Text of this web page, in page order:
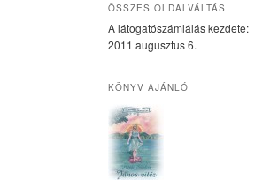
ÖSSZES OLDALVÁLTÁS
A látogatószámlálás kezdete:
2011 augusztus 6.
KÖNYV AJÁNLÓ